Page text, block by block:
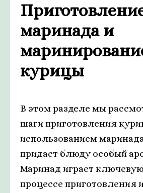
маринада и
курицы
В этом разделе мы
шаги приготовления
использованием
придаст блюду особый
Маринад играет
процессе приготовления